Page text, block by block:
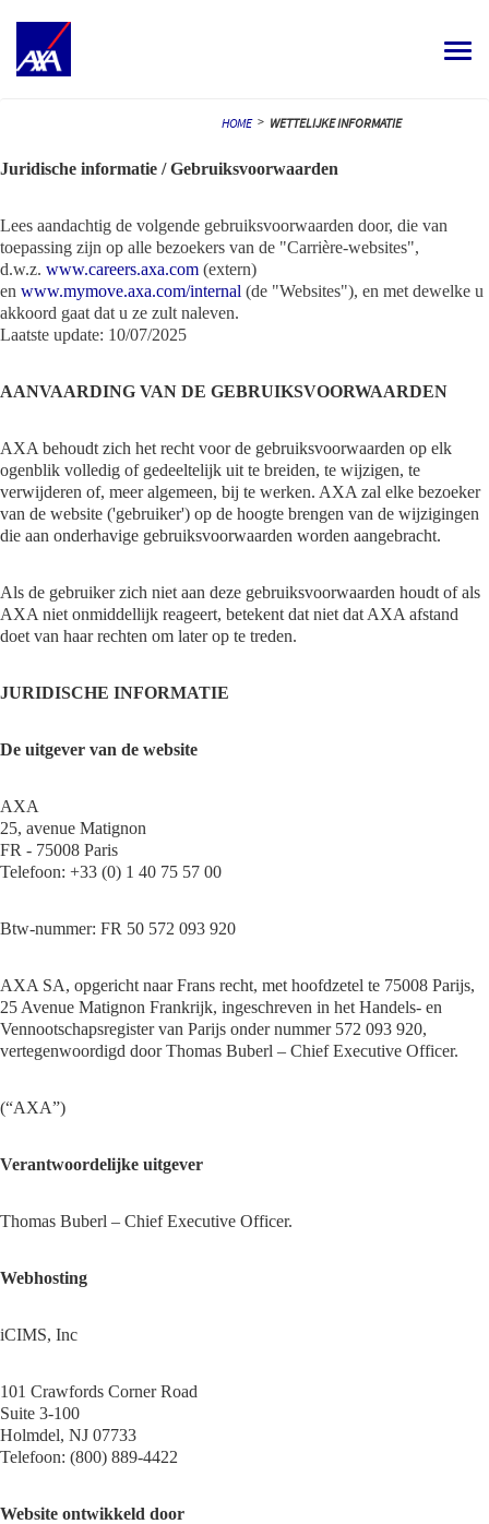
Toggle
YOUR CAREER
MEET OUR PEOPLE
MY APPLICATIONS MY PROFILE
HOME > WETTELIJKE INFORMATIE
Juridische informatie / Gebruiksvoorwaarden
Lees aandachtig de volgende gebruiksvoorwaarden door, die van
toepassing zijn op alle bezoekers van de "Carrière-websites",
d.w.z. www.careers.axa.com (extern)
en www.mymove.axa.com/internal (de "Websites"), en met dewelke u
akkoord gaat dat u ze zult naleven.
Laatste update: 10/07/2025
AANVAARDING VAN DE GEBRUIKSVOORWAARDEN
AXA behoudt zich het recht voor de gebruiksvoorwaarden op elk
ogenblik volledig of gedeeltelijk uit te breiden, te wijzigen, te
verwijderen of, meer algemeen, bij te werken. AXA zal elke bezoeker
van de website ('gebruiker') op de hoogte brengen van de wijzigingen
die aan onderhavige gebruiksvoorwaarden worden aangebracht.
Als de gebruiker zich niet aan deze gebruiksvoorwaarden houdt of als
AXA niet onmiddellijk reageert, betekent dat niet dat AXA afstand
doet van haar rechten om later op te treden.
JURIDISCHE INFORMATIE
De uitgever van de website
AXA
25, avenue Matignon
FR - 75008 Paris
Telefoon: +33 (0) 1 40 75 57 00
Btw-nummer: FR 50 572 093 920
AXA SA, opgericht naar Frans recht, met hoofdzetel te 75008 Parijs,
25 Avenue Matignon Frankrijk, ingeschreven in het Handels- en
Vennootschapsregister van Parijs onder nummer 572 093 920,
vertegenwoordigd door Thomas Buberl – Chief Executive Officer.
(“AXA”)
Verantwoordelijke uitgever
Thomas Buberl – Chief Executive Officer.
Webhosting
iCIMS, Inc
101 Crawfords Corner Road
Suite 3-100
Holmdel, NJ 07733
Telefoon: (800) 889-4422
Website ontwikkeld door